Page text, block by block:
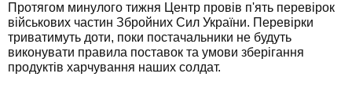
Протягом минулого тижня Центр провів п'ять перевірок
військових частин Збройних Сил України. Перевірки
триватимуть доти, поки постачальники не будуть
виконувати правила поставок та умови зберігання
продуктів харчування наших солдат.